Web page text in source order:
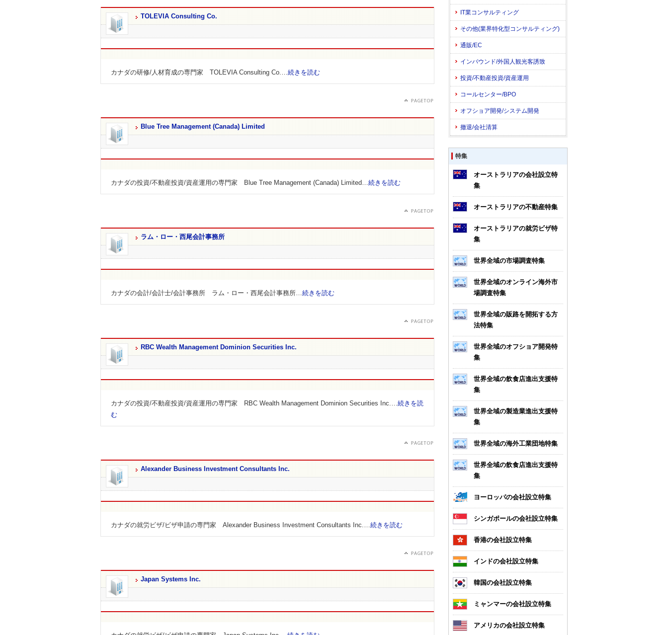
TOLEVIA Consulting Co.
カナダの研修/人材育成の専門家 TOLEVIA Consulting Co.…続きを読む
Blue Tree Management (Canada) Limited
カナダの投資/不動産投資/資産運用の専門家 Blue Tree Management (Canada) Limited…続きを読む
ラム・ロー・西尾会計事務所
カナダの会計/会計士/会計事務所 ラム・ロー・西尾会計事務所…続きを読む
RBC Wealth Management Dominion Securities Inc.
カナダの投資/不動産投資/資産運用の専門家 RBC Wealth Management Dominion Securities Inc.…続きを読
む
Alexander Business Investment Consultants Inc.
カナダの就労ビザ/ビザ申請の専門家 Alexander Business Investment Consultants Inc.…続きを読む
Japan Systems Inc.
IT業コンサルティング
その他(業界特化型コンサルティング)
通販/EC
インバウンド/外国人観光客誘致
投資/不動産投資/資産運用
コールセンター/BPO
オフショア開発/システム開発
撤退/会社清算
特集
オーストラリアの会社設立特
集
オーストラリアの不動産特集
オーストラリアの就労ビザ特
集
世界全域の市場調査特集
世界全域のオンライン海外市
場調査特集
世界全域の販路を開拓する方
法特集
世界全域のオフショア開発特
集
世界全域の飲食店進出支援特
集
世界全域の製造業進出支援特
集
世界全域の海外工業団地特集
世界全域の飲食店進出支援特
集
ヨーロッパの会社設立特集
シンガポールの会社設立特集
香港の会社設立特集
インドの会社設立特集
韓国の会社設立特集
ミャンマーの会社設立特集
アメリカの会社設立特集